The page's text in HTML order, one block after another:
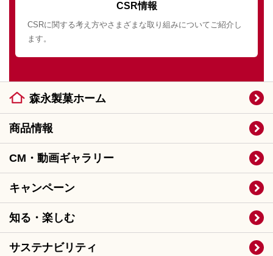
CSR情報
CSRに関する考え方やさまざまな取り組みについてご紹介し
ます。
森永製菓ホーム
商品情報
CM・動画ギャラリー
キャンペーン
知る・楽しむ
サステナビリティ